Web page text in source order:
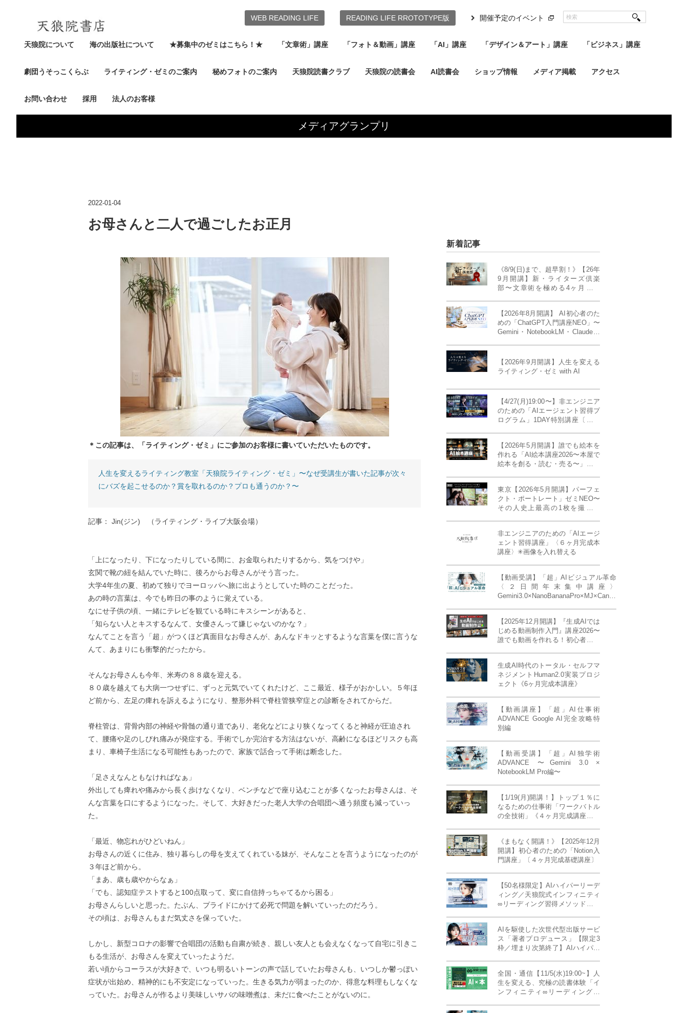
天狼院について 海の出版社について ★募集中のゼミはこちら！★ 「文章術」講座 「フォト＆動画」講座 「AI」講座 「デザイン＆アート」講座 「ビジネス」講座
劇団うそっこくらぶ ライティング・ゼミのご案内 秘めフォトのご案内 天狼院読書クラブ 天狼院の読書会 AI読書会 ショップ情報 メディア掲載 アクセス
お問い合わせ 採用 法人のお客様
WEB READING LIFE READING LIFE RROTOTYPE版 開催予定のイベント
メディアグランプリ
2022-01-04
お母さんと二人で過ごしたお正月
＊この記事は、「ライティング・ゼミ」にご参加のお客様に書いていただいたものです。
人生を変えるライティング教室「天狼院ライティング・ゼミ」〜なぜ受講生が書いた記事が次々
にバズを起こせるのか？賞を取れるのか？プロも通うのか？〜
記事： Jin(ジン) （ライティング・ライブ大阪会場）
「上になったり、下になったりしている間に、お金取られたりするから、気をつけや」
玄関で靴の紐を結んでいた時に、後ろからお母さんがそう言った。
大学4年生の夏、初めて独りでヨーロッパへ旅に出ようとしていた時のことだった。
あの時の言葉は、今でも昨日の事のように覚えている。
なにせ子供の頃、一緒にテレビを観ている時にキスシーンがあると、
「知らない人とキスするなんて、女優さんって嫌じゃないのかな？」
なんてことを言う「超」がつくほど真面目なお母さんが、あんなドキッとするような言葉を僕に言うな
んて、あまりにも衝撃的だったから。
そんなお母さんも今年、米寿の８８歳を迎える。
８０歳を越えても大病一つせずに、ずっと元気でいてくれたけど、ここ最近、様子がおかしい。５年ほ
ど前から、左足の痺れを訴えるようになり、整形外科で脊柱管狭窄症との診断をされてからだ。
脊柱管は、背骨内部の神経や骨髄の通り道であり、老化などにより狭くなってくると神経が圧迫され
て、腰痛や足のしびれ痛みが発症する。手術でしか完治する方法はないが、高齢になるほどリスクも高
まり、車椅子生活になる可能性もあったので、家族で話合って手術は断念した。
「足さえなんともなければなぁ」
外出しても痺れや痛みから長く歩けなくなり、ベンチなどで座り込むことが多くなったお母さんは、そ
んな言葉を口にするようになった。そして、大好きだった老人大学の合唱団へ通う頻度も減っていっ
た。
「最近、物忘れがひどいねん」
お母さんの近くに住み、独り暮らしの母を支えてくれている妹が、そんなことを言うようになったのが
３年ほど前から。
「まあ、歳も歳やからなぁ」
「でも、認知症テストすると100点取って、変に自信持っちゃてるから困る」
お母さんらしいと思った。たぶん、プライドにかけて必死で問題を解いていったのだろう。
その頃は、お母さんもまだ気丈さを保っていた。
しかし、新型コロナの影響で合唱団の活動も自粛が続き、親しい友人とも会えなくなって自宅に引きこ
もる生活が、お母さんを変えていったようだ。
若い頃からコーラスが大好きで、いつも明るいトーンの声で話していたお母さんも、いつしか鬱っぽい
症状が出始め、精神的にも不安定になっていった。生きる気力が弱まったのか、得意な料理もしなくな
っていた。お母さんが作るより美味しいサバの味噌煮は、未だに食べたことがないのに。
新着記事
《8/9(日)まで、超早割！》【26年
9月開講】新・ライターズ倶楽
部〜文章術を極める4ヶ月講義
【2026年8月開講】 AI初心者のた
めの「ChatGPT入門講座NEO」〜
Gemini・NotebookLM・Claudeま
座〕
【2026年9月開講】人生を変える
ライティング・ゼミ with AI
【4/27(月)19:00〜】非エンジニア
のための「AIエージェント習得プ
ログラム」1DAY特別講座〔パワ
【2026年5月開講】誰でも絵本を
作れる「AI絵本講座2026〜本屋で
絵本を創る・読む・売る〜」イン
20名限定》
東京【2026年5月開講】パーフェ
クト・ポートレート」ゼミNEO〜
その人史上最高の1枚を撮る！
催）」《初参加大歓迎／12名限
定》
非エンジニアのための「AIエージ
ェント習得講座」〈６ヶ月完成本
講座〉✳︎画像を入れ替える
【動画受講】「超」AIビジュアル革命
〈２日間年末集中講座〉
Gemini3.0×NanoBananaPro×MJ×Canva
【2025年12月開講】『生成AIでは
じめる動画制作入門』講座2026〜
誰でも動画を作れる！初心者から
生成AI時代のトータル・セルフマ
ネジメントHuman2.0実装プロジ
ェクト《6ヶ月完成本講座》
【動画講座】「超」AI仕事術
ADVANCE Google AI完全攻略特
別編
【動画受講】「超」AI独学術
ADVANCE 〜Gemini 3.0 ×
NotebookLM Pro編〜
【1/19(月)開講！】トップ１％に
なるための仕事術「ワークバトル
の全技術」《４ヶ月完成講座》ー
《まもなく開講！》【2025年12月
開講】初心者のための「Notion入
門講座」〔４ヶ月完成基礎講座〕
【50名様限定】AIハイパーリーデ
ィング／天狼院式インフィニティ
∞リーディング習得メソッド《４
AIを駆使した次世代型出版サービ
ス「著者プロデュース」【限定3
枠／埋まり次第終了】AIハイパー
全国・通信【11/5(水)19:00~】人
生を変える、究極の読書体験「イ
ンフィニティ∞リーディング／